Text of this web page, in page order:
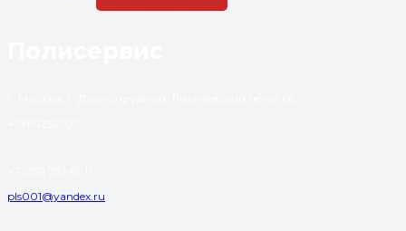
pls001@yandex.ru